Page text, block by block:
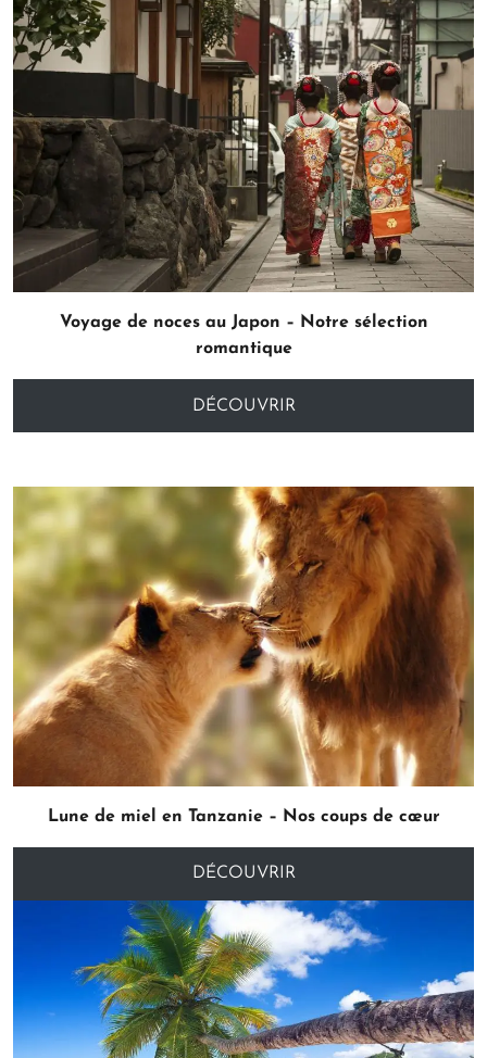
Voyage de noces au Japon – Notre sélection
romantique
DÉCOUVRIR
Lune de miel en Tanzanie – Nos coups de cœur
DÉCOUVRIR